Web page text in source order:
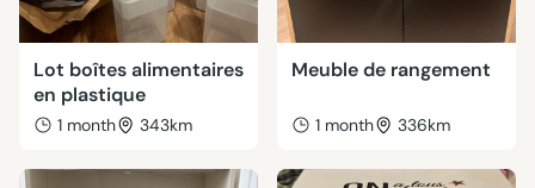
Lot boîtes alimentaires
en plastique
1 month 343km
Meuble de rangement
1 month 336km